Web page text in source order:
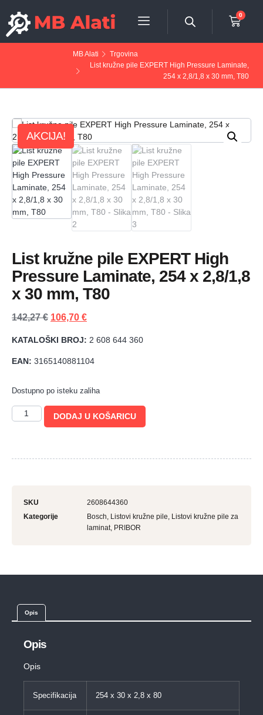
0
MB Alati
Trgovina
List kružne pile EXPERT High Pressure Laminate,
254 x 2,8/1,8 x 30 mm, T80
AKCIJA!
List kružne pile EXPERT High
Pressure Laminate, 254 x 2,8/1,8
x 30 mm, T80
142,27€ 106,70 €
KATALOŠKI BROJ: 2 608 644 360
EAN: 3165140881104
Dostupno po isteku zaliha
DODAJ U KOŠARICU
SKU
2608644360
Kategorije
Bosch Listovi kružne pile Listovi kružne pile za
laminat PRIBOR
Opis
Opis
Opis
Specifikacija 254 x 30 x 2,8 x 80